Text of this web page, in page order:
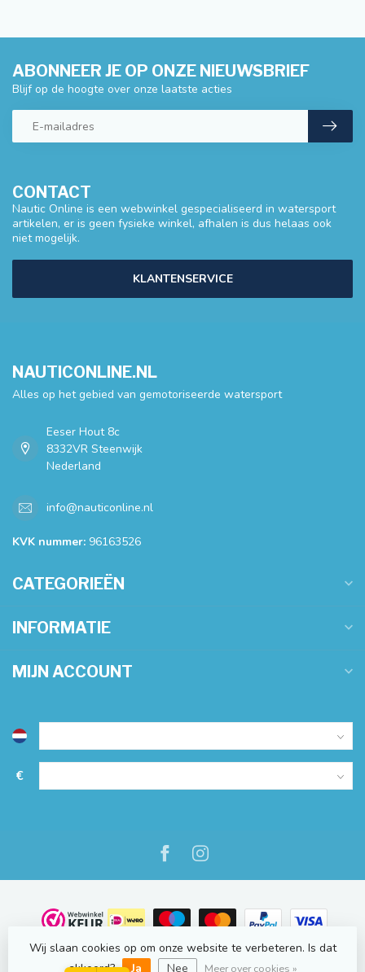
CONTACT
Nautic Online is een webwinkel gespecialiseerd in watersport
artikelen, er is geen fysieke winkel, afhalen is dus helaas ook
niet mogelijk.
KLANTENSERVICE
ABONNEER JE OP ONZE NIEUWSBRIEF
Blijf op de hoogte over onze laatste acties
NAUTICONLINE.NL
Alles op het gebied van gemotoriseerde watersport
Eeser Hout 8c
8332VR Steenwijk
Nederland
info@nauticonline.nl
KVK nummer: 96163526
CATEGORIEËN
INFORMATIE
MIJN ACCOUNT
€
© Copyright 2026 NauticOnline.nl- Powered byLightspeed-
Lightspeed design
Dyvelopment
Wij slaan cookies op om onze website te verbeteren. Is dat
akkoord?
Ja Nee Meer over cookies »